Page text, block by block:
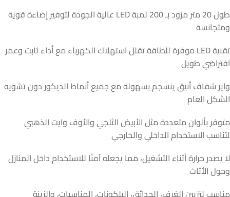
طول 20 متر مزود بـ 200 لمبة LED عالية الجودة لتوفير إضاءة قوية
ومتجانسة
تقنية LED موفرة للطاقة تقلل استهلاك الكهرباء مع أداء ثابت وعمر
افتراضي طويل
واير شفاف أنيق ينسجم بسهولة مع جميع أنماط الديكور دون تشويه
الشكل العام
متوفر بألوان متعددة مثل الأبيض الثلجي والأوف وايت الذهبي
لتناسب الاستخدام الداخلي والخارجي
لا يصدر حرارة أثناء التشغيل، مما يجعله آمنًا للاستخدام داخل المنازل
وحول الأثاث